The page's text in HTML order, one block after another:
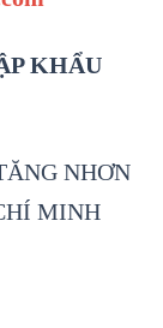
KHẨU
NHƠN
MINH